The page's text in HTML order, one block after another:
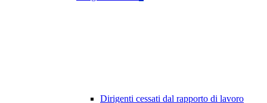
Dirigenti cessati dal rapporto di lavoro